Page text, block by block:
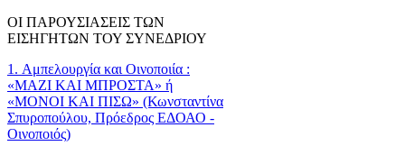
ΟΙ ΠΑΡΟΥΣΙΑΣΕΙΣ ΤΩΝ
ΕΙΣΗΓΗΤΩΝ ΤΟΥ ΣΥΝΕΔΡΙΟΥ
1. Αμπελουργία και Οινοποιία :
«ΜΑΖΙ ΚΑΙ ΜΠΡΟΣΤΑ» ή
«ΜΟΝΟΙ ΚΑΙ ΠΙΣΩ» (Κωνσταντίνα
Σπυροπούλου, Πρόεδρος ΕΔΟΑΟ -
Οινοποιός)